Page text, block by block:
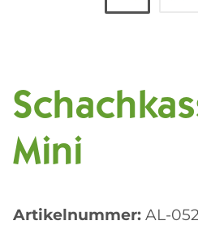
Mini
Artikelnummer: AL-